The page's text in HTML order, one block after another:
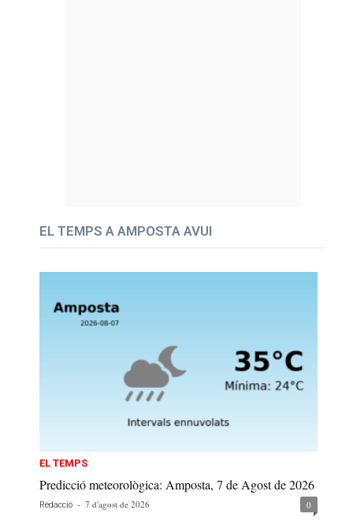
EL TEMPS A AMPOSTA AVUI
EL TEMPS
Predicció meteorològica: Amposta, 7 de Agost de 2026
Redacció - 7 d'agost de 2026 0